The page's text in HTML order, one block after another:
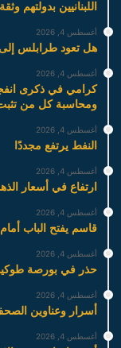
اللبنانيين بدولتهم
أغسطس 4, 2026
هل تعود طرابلس إلى
أغسطس 4, 2026
كرامي في ذكرى
ومحاسبة كل من
أغسطس 4, 2026
النفط يرتفع مجددًا
أغسطس 4, 2026
ارتفاع في أسعار
أغسطس 4, 2026
قاسم يفتح الباب
أغسطس 4, 2026
حذر في بورصة
أغسطس 4, 2026
أسرار وعناوين الصحف
أغسطس 4, 2026